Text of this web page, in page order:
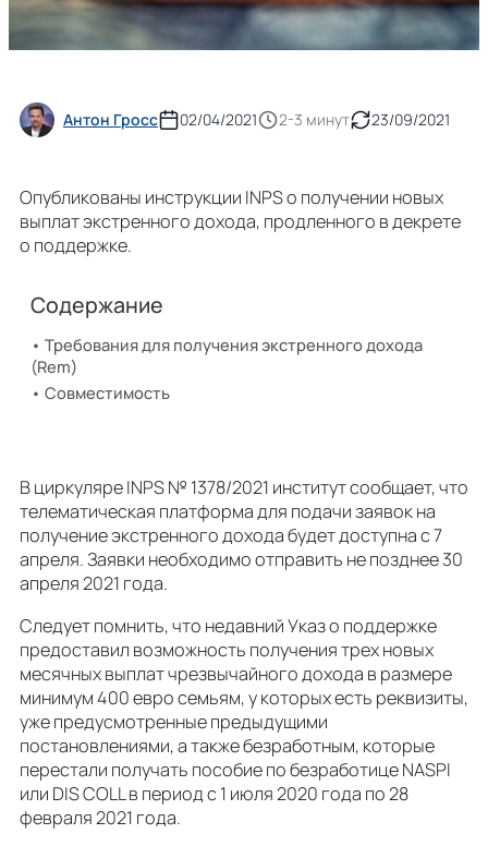
Антон Гросс 02/04/2021 2-3 минут 23/09/2021
Опубликованы инструкции INPS о получении новых
выплат экстренного дохода, продленного в декрете
о поддержке.
Содержание
Требования для получения экстренного дохода
(Rem)
Совместимость
В циркуляре INPS № 1378/2021 институт сообщает, что
телематическая платформа для подачи заявок на
получение экстренного дохода будет доступна с 7
апреля. Заявки необходимо отправить не позднее 30
апреля 2021 года.
Следует помнить, что недавний Указ о поддержке
предоставил возможность получения трех новых
месячных выплат чрезвычайного дохода в размере
минимум 400 евро семьям, у которых есть реквизиты,
уже предусмотренные предыдущими
постановлениями, а также безработным, которые
перестали получать пособие по безработице NASPI
или DIS COLL в период с 1 июля 2020 года по 28
февраля 2021 года.